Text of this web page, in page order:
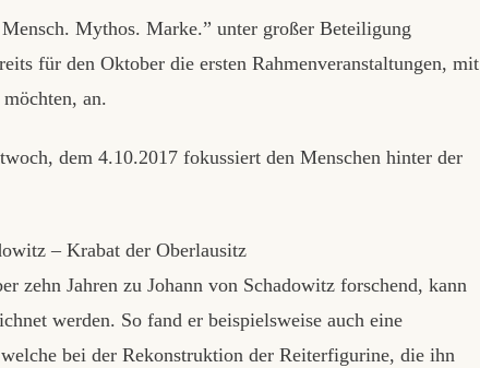
Mythos. Marke.” unter großer Beteiligung
für den Oktober die ersten Rahmenveranstaltungen, mit
an.
dem 4.10.2017 fokussiert den Menschen hinter der
zehn Jahren zu Johann von Schadowitz forschend, kann
werden. So fand er beispielsweise auch eine
bei der Rekonstruktion der Reiterfigurine, die ihn